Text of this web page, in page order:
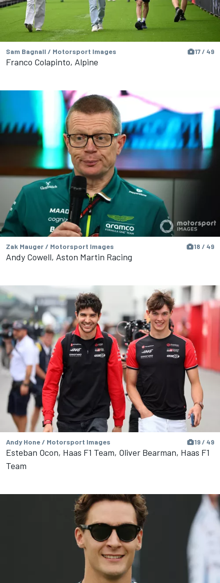
Sam Bagnall / Motorsport Images 17 / 49
Franco Colapinto, Alpine
Zak Mauger / Motorsport Images 18 / 49
Andy Cowell, Aston Martin Racing
Andy Hone / Motorsport Images 19 / 49
Esteban Ocon, Haas F1 Team, Oliver Bearman, Haas F1
Team